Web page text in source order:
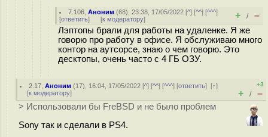
7.106 ,Аноним (68), 23:38, 17/05/2022 [^] [^^] [^^^]
[ответить] [к модератору] + / –
Лэптопы брали для работы на удаленке. Я же
говорю про работу в офисе. Я обслуживаю много
контор на аутсорсе, знаю о чем говорю. Это
десктопы, очень часто с 4 ГБ ОЗУ.
2.17 ,Аноним (17), 16:04, 17/05/2022 [^] [^^] [^^^] [ответить][↑]
[к модератору]
+3
+ / –
> Использовали бы FreBSD и не было проблем
Sony так и сделали в PS4.